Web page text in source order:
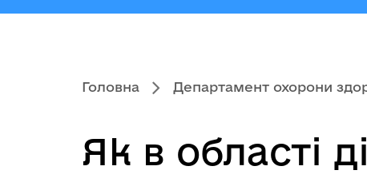
Головна Департамент охорони
Як в області